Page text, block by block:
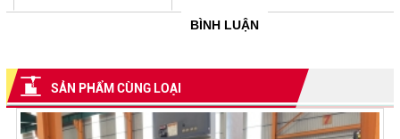
BÌNH LUẬN
SẢN PHẨM CÙNG LOẠI